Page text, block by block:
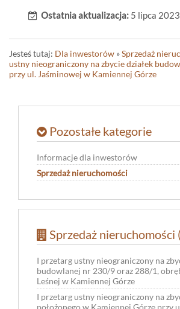
Ostatnia aktualizacja:5 lipca 2023
Jesteś tutaj: Dla inwestorów »Sprzedaż
ustny nieograniczony na zbycie działek
przy ul. Jaśminowej w Kamiennej Górze
Pozostałe kategorie
Informacje dla inwestorów
Sprzedaż nieruchomości
Sprzedaż nieruchomości
I przetarg ustny nieograniczony na
budowlanej nr 230/9 oraz 288/1,
Leśnej w Kamiennej Górze
I przetarg ustny nieograniczony na